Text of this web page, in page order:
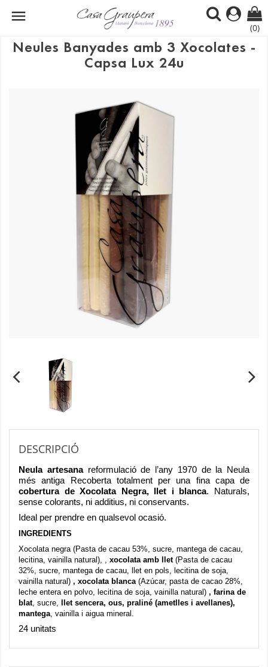

(0)
Neules Banyades amb 3 Xocolates -
Capsa Lux 24u
DESCRIPCIÓ
Neula artesana reformulació de l’any 1970 de la Neula
més antiga
Recoberta totalment per una fina capa de
cobertura deXocolataNegra, llet i blanca. Naturals,
sense colorants, ni additius, ni conservants.
Ideal per prendre en qualsevol ocasió.
INGREDIENTS
Xocolata negra (Pasta de cacau 53%, sucre, mantega de cacau,
lecitina, vainilla natural)
xocolata amb llet (Pasta de cacau
32%, sucre, mantega de cacau, llet en pols, lecitina de soja,
vainilla natural) , xocolata blanca (Azúcar, pasta de cacao 28%,
leche entera en polvo, lecitina de soja, vainilla natural) , farina de
blat, sucre, llet sencera, ous, praliné (ametlles i avellanes),
mantega , vainilla i aigua mineral.
24 unitats